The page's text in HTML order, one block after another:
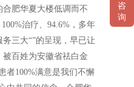
肥华夏大楼低调而不
治疗、94.6%，多年
三大“”的呈现，早已让
百姓为安徽省祛白金
100%满意是我们不懈
咨
询